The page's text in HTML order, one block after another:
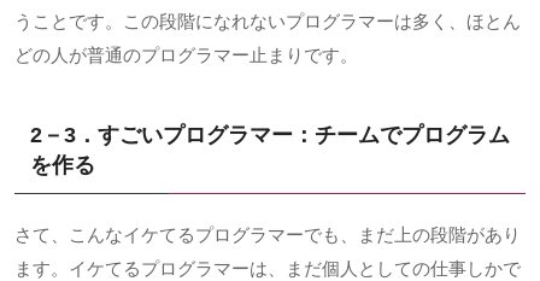
うことです。この段階になれないプログラマーは多く、ほとん
どの人が普通のプログラマー止まりです。
2－3．すごいプログラマー：チームでプログラム
を作る
さて、こんなイケてるプログラマーでも、まだ上の段階があり
ます。イケてるプログラマーは、まだ個人としての仕事しかで